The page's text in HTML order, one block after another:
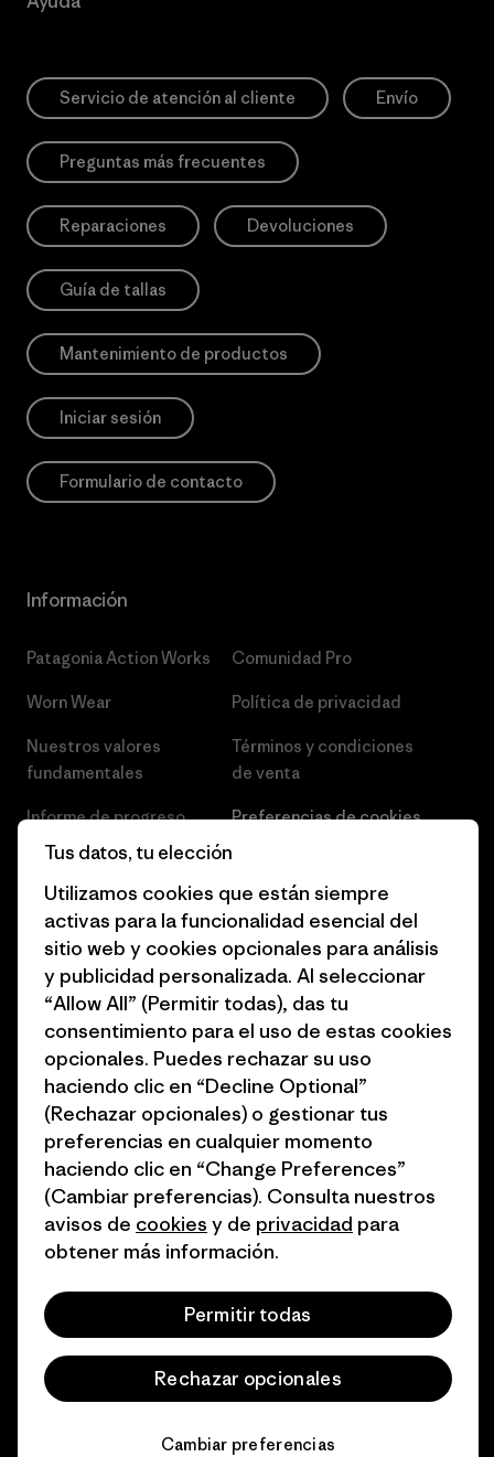
Servicio de atención al cliente Envío
Preguntas más frecuentes
Reparaciones Devoluciones
Guía de tallas
Mantenimiento de productos
Iniciar sesión
Formulario de contacto
Información
Patagonia Action Works
Worn Wear
Nuestros valores
fundamentales
Informe de progreso
Business Unusual
Objetivos climáticos
1% for the Planet
Cómo financiamos
Tarjetas regalo
Encuentra una tienda
Comunidad Pro
Política de privacidad
Términos y condiciones
de venta
Preferencias de cookies
Empleo
Prensa
Programa para profesionales
del sector
Programa de afiliados
Mapa del sitio Patagonia
España
© 2026 Patagonia, Inc. Todos los derechos reservados.
español
Tus datos, tu elección
Utilizamos cookies que están siempre
activas para la funcionalidad esencial del
sitio web y cookies opcionales para análisis
y publicidad personalizada. Al seleccionar
“Allow All” (Permitir todas), das tu
consentimiento para el uso de estas cookies
opcionales. Puedes rechazar su uso
haciendo clic en “Decline Optional”
(Rechazar opcionales) o gestionar tus
preferencias en cualquier momento
haciendo clic en “Change Preferences”
(Cambiar preferencias). Consulta nuestros
avisos de cookies y de privacidad para
obtener más información.
Permitir todas
Rechazar opcionales
Cambiar preferencias